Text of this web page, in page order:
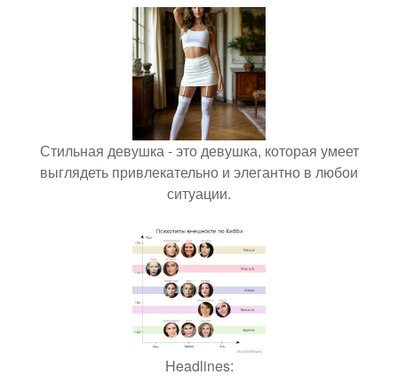
Стильная девушка - это девушка, которая умеет
выглядеть привлекательно и элегантно в любои
ситуации.
Headlines: